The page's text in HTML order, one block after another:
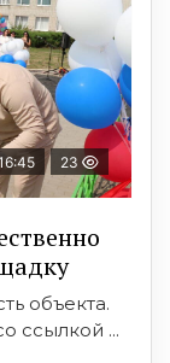
23
объекта.
ссылкой ...